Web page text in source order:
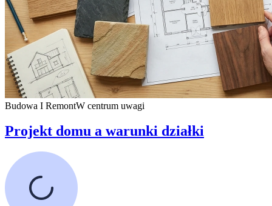
Budowa I RemontW centrum uwagi
Projekt domu a warunki działki